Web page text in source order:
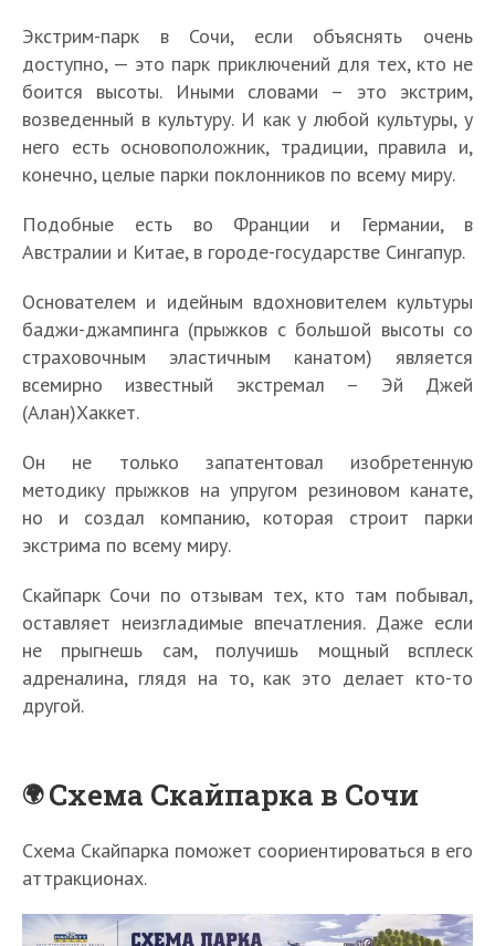
Экстрим-парк в Сочи, если объяснять очень
доступно, — это парк приключений для тех, кто не
боится высоты. Иными словами – это экстрим,
возведенный в культуру. И как у любой культуры, у
него есть основоположник, традиции, правила и,
конечно, целые парки поклонников по всему миру.
Подобные есть во Франции и Германии, в
Австралии и Китае, в городе-государстве Сингапур.
Основателем и идейным вдохновителем культуры
баджи-джампинга (прыжков с большой высоты со
страховочным эластичным канатом) является
всемирно известный экстремал – Эй Джей
(Алан)Хаккет.
Он не только запатентовал изобретенную
методику прыжков на упругом резиновом канате,
но и создал компанию, которая строит парки
экстрима по всему миру.
Скайпарк Сочи по отзывам тех, кто там побывал,
оставляет неизгладимые впечатления. Даже если
не прыгнешь сам, получишь мощный всплеск
адреналина, глядя на то, как это делает кто-то
другой.
Схема Скайпарка в Сочи
Схема Скайпарка поможет соориентироваться в его
аттракционах.